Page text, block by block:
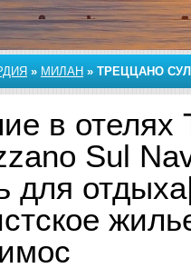
» МИЛАН » ТРЕЦЦАНО
в отелях
Sul
для